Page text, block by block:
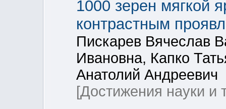
1000 зерен мягкой
контрастным
Пискарев Вячеслав
Ивановна, Капко
Анатолий Андреевич
[Достижения науки и